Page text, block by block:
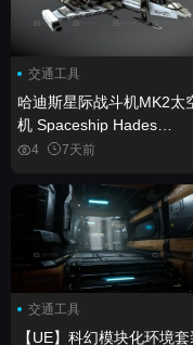
交通工具
哈迪斯星际战斗机MK2太
机 Spaceship Hades
Starfighter Mk2 space
4 7天前
交通工具
【UE】科幻模块化环境套装